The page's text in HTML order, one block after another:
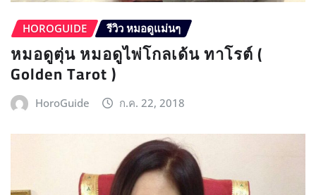
HOROGUIDE รีวิว หมอดูแม่นๆ
หมอดูตุ่น หมอดูไพ่โกลเด้น ทาโรต์ (
Golden Tarot )
HoroGuide ก.ค. 22, 2018